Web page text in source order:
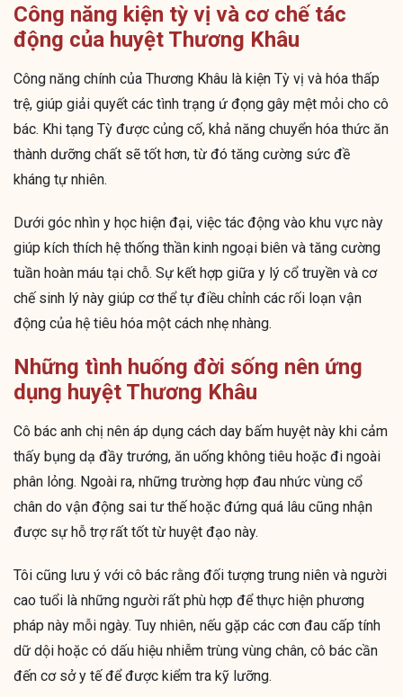
Công năng kiện tỳ vị và cơ chế tác
động của huyệt Thương Khâu
Công năng chính của Thương Khâu là kiện Tỳ vị và hóa thấp
trệ, giúp giải quyết các tình trạng ứ đọng gây mệt mỏi cho cô
bác. Khi tạng Tỳ được củng cố, khả năng chuyển hóa thức ăn
thành dưỡng chất sẽ tốt hơn, từ đó tăng cường sức đề
kháng tự nhiên.
Dưới góc nhìn y học hiện đại, việc tác động vào khu vực này
giúp kích thích hệ thống thần kinh ngoại biên và tăng cường
tuần hoàn máu tại chỗ. Sự kết hợp giữa y lý cổ truyền và cơ
chế sinh lý này giúp cơ thể tự điều chỉnh các rối loạn vận
động của hệ tiêu hóa một cách nhẹ nhàng.
Những tình huống đời sống nên ứng
dụng huyệt Thương Khâu
Cô bác anh chị nên áp dụng cách day bấm huyệt này khi cảm
thấy bụng dạ đầy trướng, ăn uống không tiêu hoặc đi ngoài
phân lỏng. Ngoài ra, những trường hợp đau nhức vùng cổ
chân do vận động sai tư thế hoặc đứng quá lâu cũng nhận
được sự hỗ trợ rất tốt từ huyệt đạo này.
Tôi cũng lưu ý với cô bác rằng đối tượng trung niên và người
cao tuổi là những người rất phù hợp để thực hiện phương
pháp này mỗi ngày. Tuy nhiên, nếu gặp các cơn đau cấp tính
dữ dội hoặc có dấu hiệu nhiễm trùng vùng chân, cô bác cần
đến cơ sở y tế để được kiểm tra kỹ lưỡng.